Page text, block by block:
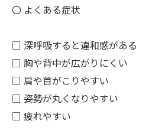
〇 よくある症状
□ 深呼吸すると違和感がある
□ 胸や背中が広がりにくい
□ 肩や首がこりやすい
□ 姿勢が丸くなりやすい
□ 疲れやすい